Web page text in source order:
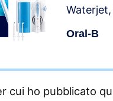
Oral-B
cui ho pubblicato